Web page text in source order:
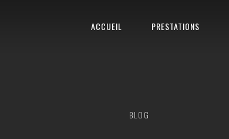
ACCUEIL PRESTATIONS
BLOG